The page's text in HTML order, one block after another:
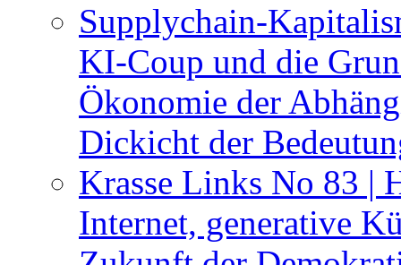
Supplychain-
KI-Coup und die
Ökonomie der
Dickicht der
Krasse Links No 83 |
Internet, generative